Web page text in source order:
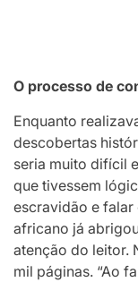
O processo de
Enquanto
descobertas
seria muito difícil
que tivessem
escravidão e falar
africano já
atenção do leitor.
mil páginas. “Ao